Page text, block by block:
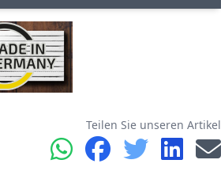
Teilen Sie unseren Artikel